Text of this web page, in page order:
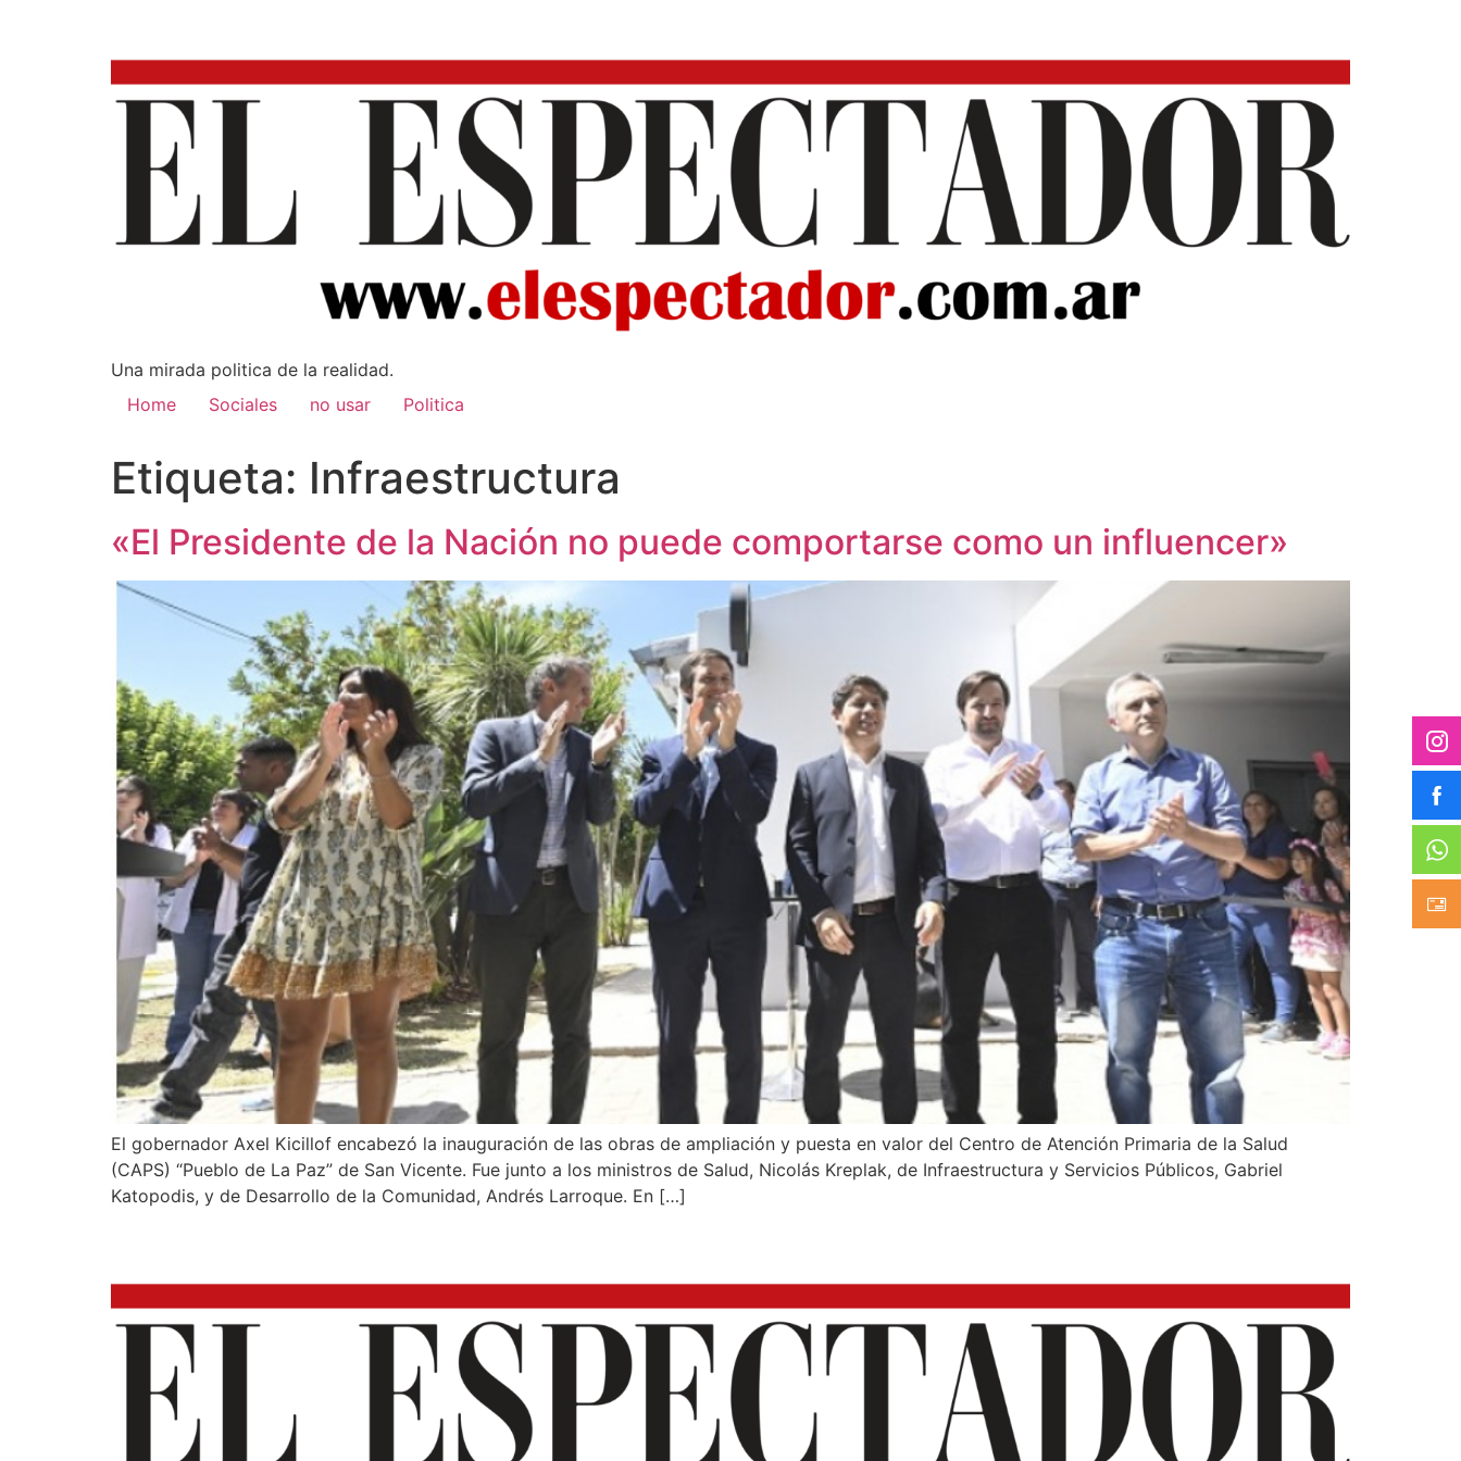
Una mirada poli­tica de la realidad.
Home
Sociales no usar Politica
Etiqueta: Infraestructura
«El Presidente de la Nación no puede comportarse como un influencer»
El gobernador Axel Kicillof encabezó la inauguración de las obras de ampliación y puesta en valor del Centro de Atención Primaria de la Salud
(CAPS) “Pueblo de La Paz” de San Vicente. Fue junto a los ministros de Salud, Nicolás Kreplak, de Infraestructura y Servicios Públicos, Gabriel
Katopodis, y de Desarrollo de la Comunidad, Andrés Larroque. En […]